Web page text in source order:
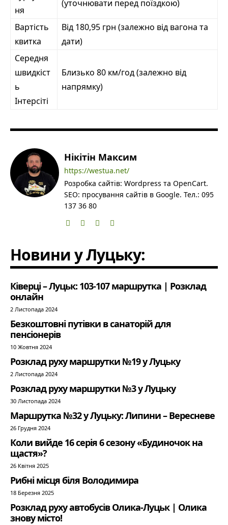
ня
(уточнювати перед поїздкою)
Вартість
квитка
Від 180,95 грн (залежно від вагона та
дати)
Середня
швидкіст
ь
Інтерсіті
Близько 80 км/год (залежно від
напрямку)
Нікітін Максим
https://westua.net/
Розробка сайтів: Wordpress та OpenCart.
SEO: просування сайтів в Google. Тел.: 095
137 36 80
Новини у Луцьку:
Ківерці – Луцьк: 103-107 маршрутка | Розклад
онлайн
2 Листопада 2024
Безкоштовні путівки в санаторій для
пенсіонерів
10 Жовтня 2024
Розклад руху маршрутки №19 у Луцьку
2 Листопада 2024
Розклад руху маршрутки №3 у Луцьку
30 Листопада 2024
Маршрутка №32 у Луцьку: Липини – Вересневе
26 Грудня 2024
Коли вийде 16 серія 6 сезону «Будиночок на
щастя»?
26 Квітня 2025
Рибні місця біля Володимира
18 Березня 2025
Розклад руху автобусів Олика-Луцьк | Олика
знову місто!